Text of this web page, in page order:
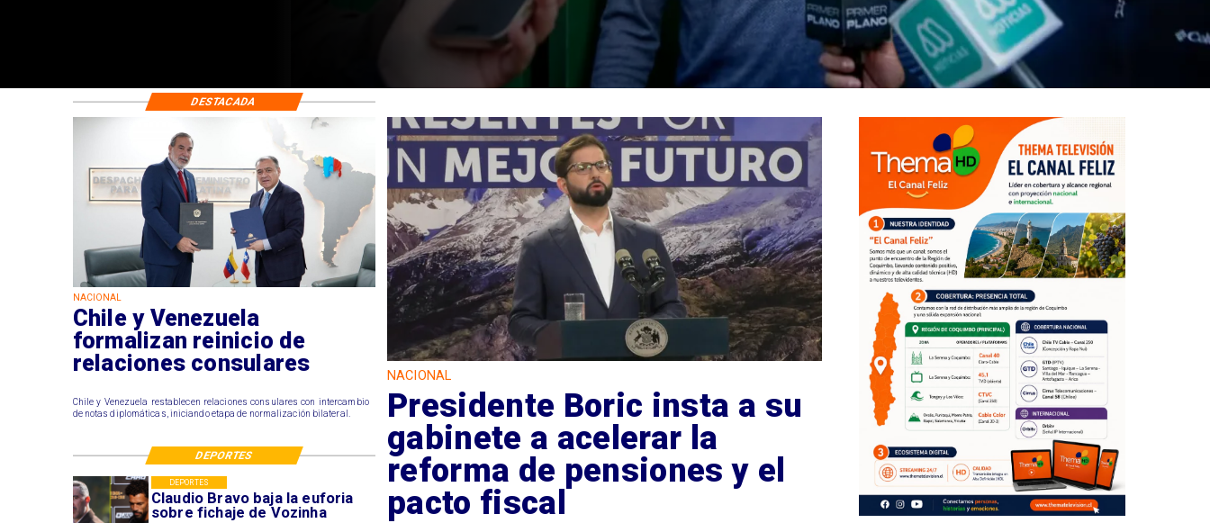
Claudio Bravo baja la euforia
sobre fichaje de Vozinha
DEPORTES
NACIONAL
Chile y Venezuela
formalizan reinicio de
relaciones consulares
Chile y Venezuela restablecen relaciones consulares con intercambio
de notas diplomáticas, iniciando etapa de normalización bilateral.
NACIONAL
Presidente Boric insta a su
gabinete a acelerar la
reforma de pensiones y el
pacto fiscal
DESTACADA
DEPORTES